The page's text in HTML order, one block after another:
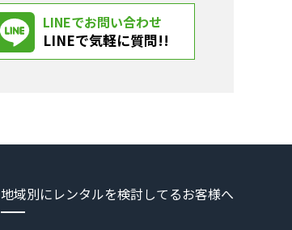
LINEでお問い合わせ
LINEで気軽に質問!!
地域別にレンタルを検討してるお客様へ